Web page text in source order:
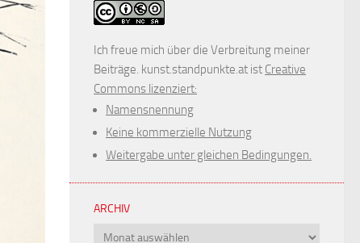
Ich freue mich über die Verbreitung meiner
Beiträge. kunst.standpunkte.at ist Creative
Commons lizenziert:
Namensnennung
Keine kommerzielle Nutzung
Weitergabe unter gleichen Bedingungen.
ARCHIV
Archiv